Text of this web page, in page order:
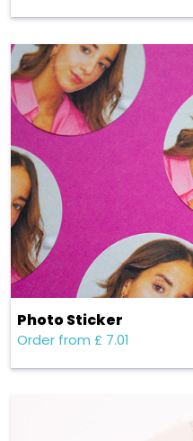
Photo Sticker
Order from £ 7.01